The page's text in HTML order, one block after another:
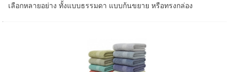
เลือกหลายอย่าง ทั้งแบบธรรมดา แบบก้นขยาย หรือทรงกล่อง